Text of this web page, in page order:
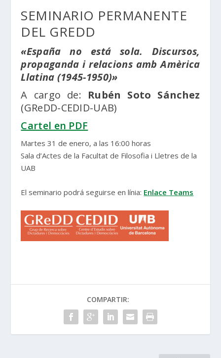
SEMINARIO PERMANENTE
DEL GREDD
«España no está sola. Discursos,
propaganda i relacions amb Amèrica
Llatina (1945-1950)»
A cargo de: Rubén Soto Sánchez
(GReDD-CEDID-UAB)
Cartel en PDF
Martes 31 de enero, a las 16:00 horas
Sala d’Actes de la Facultat de Filosofia i Lletres de la
UAB
El seminario podrá seguirse en línia: Enlace Teams
COMPARTIR: